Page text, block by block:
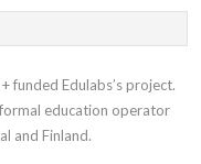
funded Edulabs’s project.
education operator
and Finland.